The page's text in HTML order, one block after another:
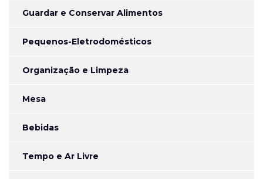
Guardar e Conservar Alimentos
Pequenos-Eletrodomésticos
Organização e Limpeza
Mesa
Bebidas
Tempo e Ar Livre